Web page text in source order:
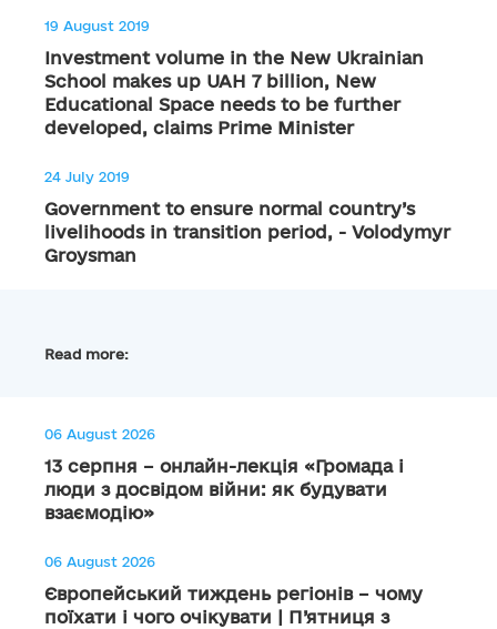
19 August 2019
Investment volume in the New Ukrainian
School makes up UAH 7 billion, New
Educational Space needs to be further
developed, claims Prime Minister
24 July 2019
Government to ensure normal country’s
livelihoods in transition period, - Volodymyr
Groysman
Read more:
06 August 2026
13 серпня – онлайн-лекція «Громада і
люди з досвідом війни: як будувати
взаємодію»
06 August 2026
Європейський тиждень регіонів – чому
поїхати і чого очікувати | П’ятниця з